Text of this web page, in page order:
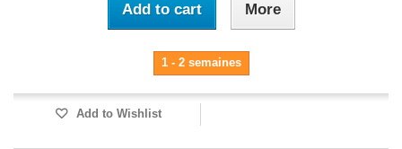
Add to cart More
1 - 2 semaines
Add to Wishlist